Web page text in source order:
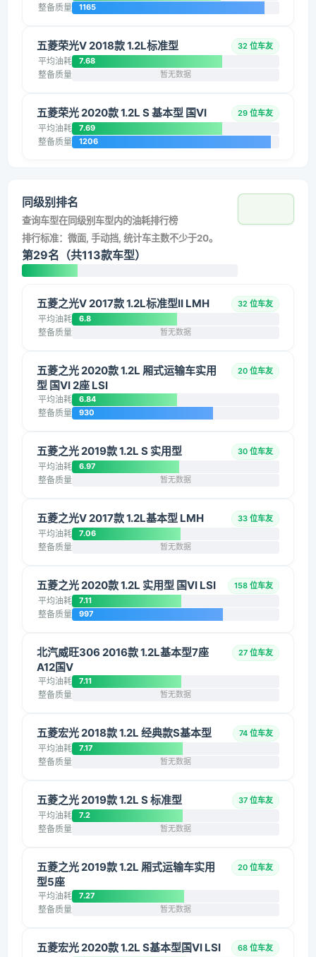
整备质量 1165
五菱荣光V 2018款 1.2L标准型 32 位车友
平均油耗 7.68
整备质量 暂无数据
五菱荣光 2020款 1.2L S 基本型 国VI 29 位车友
平均油耗 7.69
整备质量 1206
同级别排名
查询车型在同级别车型内的油耗排行榜
排行标准：微面, 手动挡, 统计车主数不少于20。
第29名（共113款车型）
五菱之光V 2017款 1.2L标准型II LMH 32 位车友
平均油耗 6.8
整备质量 暂无数据
五菱之光 2020款 1.2L 厢式运输车实用
型 国VI 2座 LSI
20 位车友
平均油耗 6.84
整备质量 930
五菱之光 2019款 1.2L S 实用型 30 位车友
平均油耗 6.97
整备质量 暂无数据
五菱之光V 2017款 1.2L基本型 LMH 33 位车友
平均油耗 7.06
整备质量 暂无数据
五菱之光 2020款 1.2L 实用型 国VI LSI 158 位车友
平均油耗 7.11
整备质量 997
北汽威旺306 2016款 1.2L基本型7座
A12国V
27 位车友
平均油耗 7.11
整备质量 暂无数据
五菱宏光 2018款 1.2L 经典款S基本型 74 位车友
平均油耗 7.17
整备质量 暂无数据
五菱之光 2019款 1.2L S 标准型 37 位车友
平均油耗 7.2
整备质量 暂无数据
五菱之光 2019款 1.2L 厢式运输车实用
型5座
20 位车友
平均油耗 7.27
整备质量 暂无数据
五菱宏光 2020款 1.2L S基本型国VI LSI 68 位车友